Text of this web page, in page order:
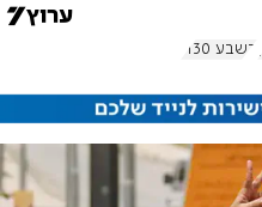
בשבע 1130